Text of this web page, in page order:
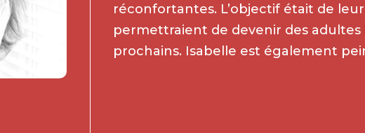
réconfortantes. L’objectif était de
permettraient de devenir des
prochains. Isabelle est également